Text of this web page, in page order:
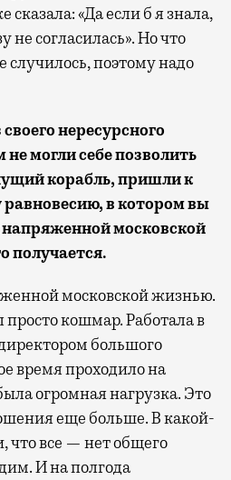
«Да если б я знала,
не согласилась». Но что
случилось, поэтому надо
нересурсного
могли себе позволить
корабль, пришли к
в котором вы
московской
получается.
московской жизнью.
кошмар. Работала в
большого
время проходило на
огромная нагрузка. Это
еще больше. В какой-
все — нет общего
И на полгода